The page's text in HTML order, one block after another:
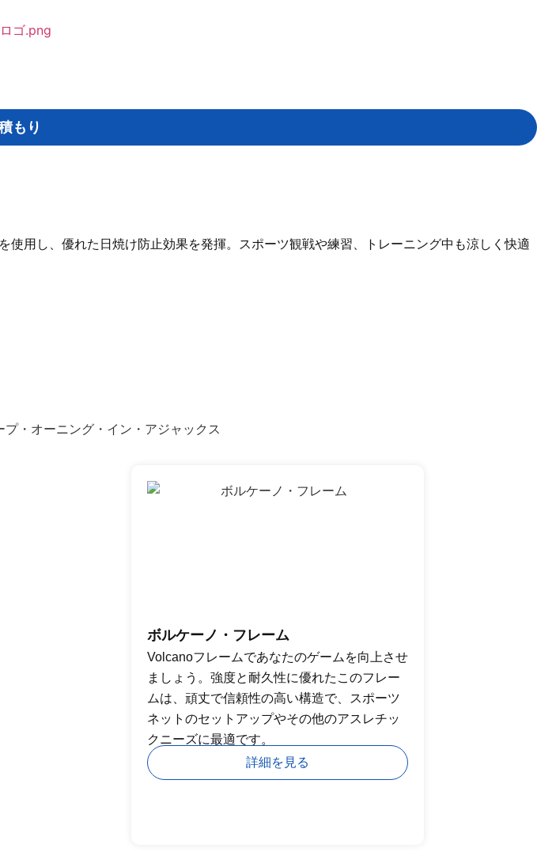
もり
用し、優れた日焼け防止効果を発揮。スポーツ観戦や練習、トレーニング中も涼しく快適
ボルケーノ・フレーム
Volcanoフレームであなたのゲームを向上させ
ましょう。強度と耐久性に優れたこのフレー
ムは、頑丈で信頼性の高い構造で、スポーツ
ネットのセットアップやその他のアスレチッ
クニーズに最適です。
詳細を見る